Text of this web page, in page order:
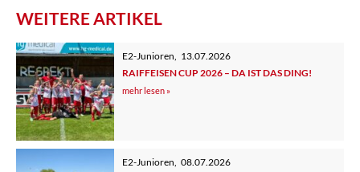
WEITERE ARTIKEL
E2-Junioren, 13.07.2026
RAIFFEISEN CUP 2026 – DA IST DAS DING!
mehr lesen »
E2-Junioren, 08.07.2026